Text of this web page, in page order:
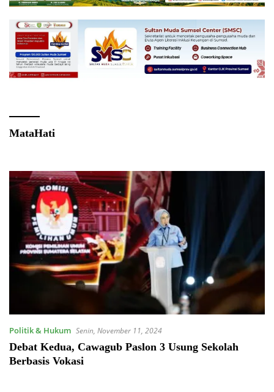
MataHati
Politik & Hukum Senin, November 11, 2024
Debat Kedua, Cawagub Paslon 3 Usung Sekolah
Berbasis Vokasi